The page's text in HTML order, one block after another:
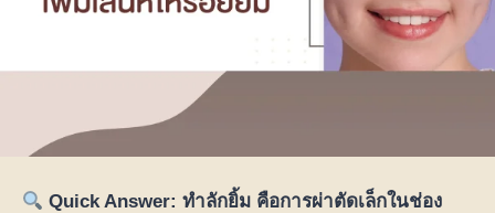
Quick Answer: ทำลักยิ้ม คือการผ่าตัดเล็กในช่อง